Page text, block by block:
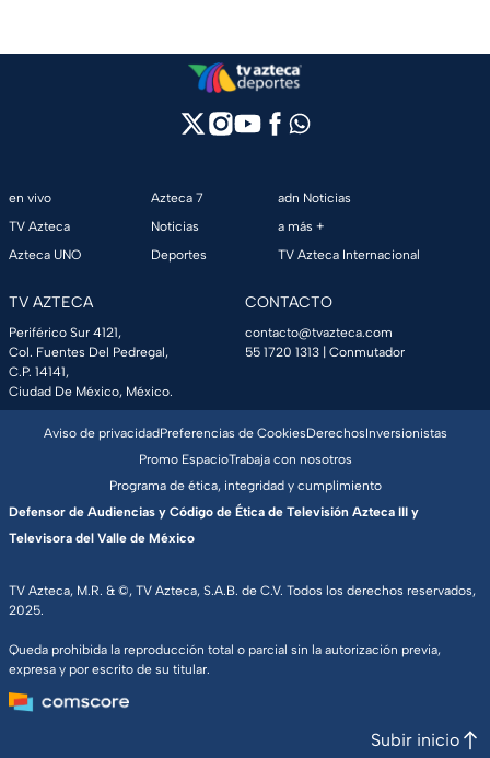
en vivo
TV Azteca
Azteca UNO
Azteca 7
Noticias
Deportes
adn Noticias
a más +
TV Azteca Internacional
TV AZTECA
Periférico Sur 4121,
Col. Fuentes Del Pedregal,
C.P. 14141,
Ciudad De México, México.
CONTACTO
contacto@tvazteca.com
55 1720 1313 | Conmutador
TV Azteca, M.R. & ©, TV Azteca, S.A.B. de C.V. Todos los derechos reservados,
2025.
Queda prohibida la reproducción total o parcial sin la autorización previa,
expresa y por escrito de su titular.
Aviso de privacidadPreferencias de CookiesDerechosInversionistas
Promo EspacioTrabaja con nosotros
Programa de ética, integridad y cumplimiento
Defensor de Audiencias y Código de Ética de Televisión Azteca III y
Televisora del Valle de México
Subir inicio